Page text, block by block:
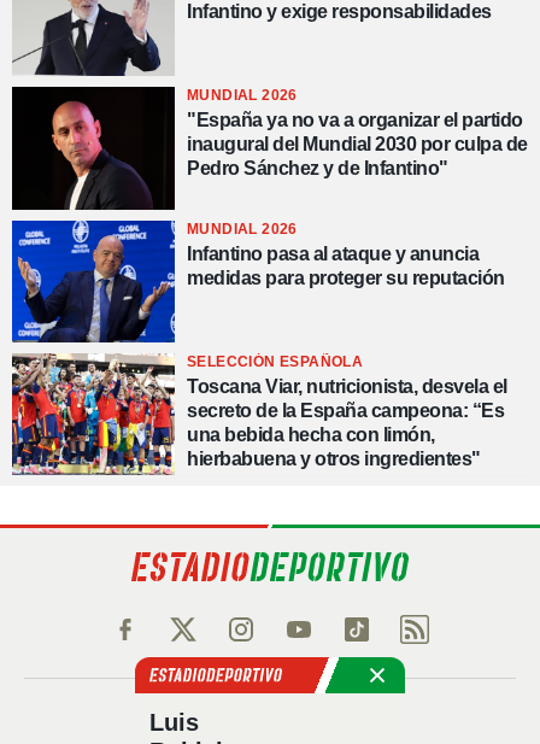
Infantino y exige responsabilidades
MUNDIAL 2026
"España ya no va a organizar el partido
inaugural del Mundial 2030 por culpa de
Pedro Sánchez y de Infantino"
MUNDIAL 2026
Infantino pasa al ataque y anuncia
medidas para proteger su reputación
SELECCIÓN ESPAÑOLA
Toscana Viar, nutricionista, desvela el
secreto de la España campeona: “Es
una bebida hecha con limón,
hierbabuena y otros ingredientes"
Política de privacidad
Luis